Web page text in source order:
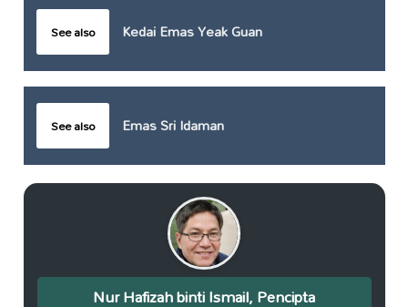
See also Kedai Emas Yeak Guan
See also Emas Sri Idaman
Nur Hafizah binti Ismail, Pencipta